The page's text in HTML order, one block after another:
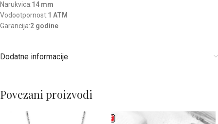
Narukvica:14 mm
Vodootpornost:1 ATM
Garancija:2 godine
Dodatne informacije
Povezani proizvodi